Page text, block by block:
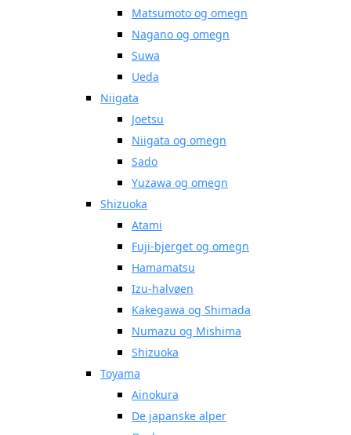
Matsumoto og omegn
Nagano og omegn
Suwa
Ueda
Niigata
Joetsu
Niigata og omegn
Sado
Yuzawa og omegn
Shizuoka
Atami
Fuji-bjerget og omegn
Hamamatsu
Izu-halvøen
Kakegawa og Shimada
Numazu og Mishima
Shizuoka
Toyama
Ainokura
De japanske alper